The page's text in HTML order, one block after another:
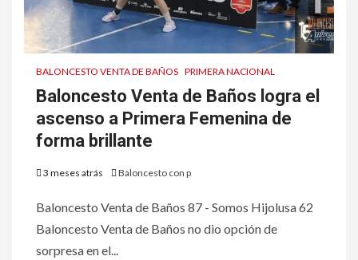
BALONCESTO VENTA DE BAÑOS PRIMERA NACIONAL
Baloncesto Venta de Baños logra el
ascenso a Primera Femenina de
forma brillante
3 meses atrás Baloncesto con p
Baloncesto Venta de Baños 87 - Somos Hijolusa 62
Baloncesto Venta de Baños no dio opción de
sorpresa en el...